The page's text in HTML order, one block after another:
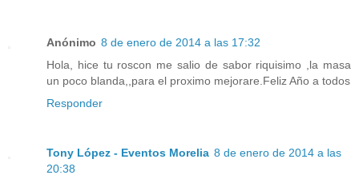
Anónimo 8 de enero de 2014 a las 17:32
Hola, hice tu roscon me salio de sabor riquisimo ,la masa
un poco blanda,,para el proximo mejorare.Feliz Año a todos
Responder
Tony López - Eventos Morelia 8 de enero de 2014 a las
20:38